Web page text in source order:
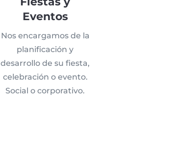
Eventos
Nos encargamos de la
planificación y
desarrollo de su fiesta,
celebración o evento.
Social o corporativo.